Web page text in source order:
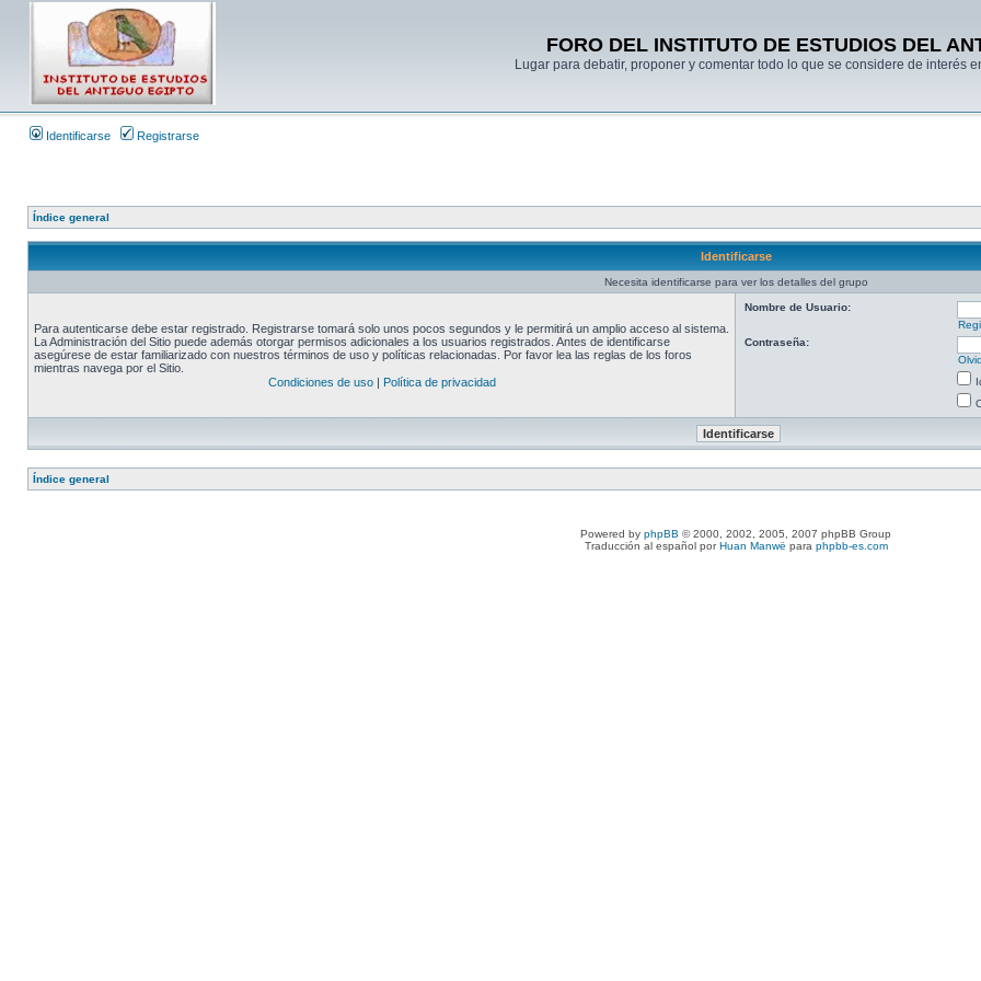
FORO DEL INSTITUTO DE ESTUDIOS DEL
Lugar para debatir, proponer y comentar todo lo que se considere de interés
Identificarse Registrarse
Índice general
Identificarse
Necesita identificarse para ver los detalles del grupo
Para autenticarse debe estar registrado. Registrarse tomará solo unos pocos segundos y le permitirá un amplio acceso al sistema.
La Administración del Sitio puede además otorgar permisos adicionales a los usuarios registrados. Antes de identificarse
asegúrese de estar familiarizado con nuestros términos de uso y políticas relacionadas. Por favor lea las reglas de los foros
mientras navega por el Sitio.
Condiciones de uso| Política de privacidad
Nombre de Usuario:
Contraseña:
Índice general
Powered by phpBB © 2000, 2002, 2005, 2007 phpBB Group
Traducción al español porHuan Manwë para phpbb-es.com